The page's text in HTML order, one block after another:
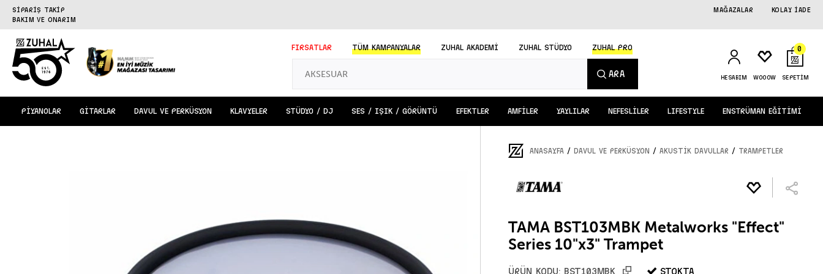
SİPARİŞ TAKİP
BAKIM VE ONARIM
KOLAY İADE
MAĞAZALAR
FIRSATLAR TÜMKAMPANYALAR ZUHAL AKADEMİ ZUHAL STÜDYO ZUHAL PRO
ARA HESABIM WOOOW
0
SEPETİM
PİYANOLAR GİTARLAR DAVUL VE PERKÜSYON KLAVYELER STÜDYO / DJ SES / IŞIK / GÖRÜNTÜ EFEKTLER AMFİLER YAYLILAR NEFESLİLER LIFESTYLE ENSTRÜMAN EĞİTİMİ
ANASAYFA / DAVUL ve PERKÜSYON / AKUSTİK DAVULLAR / TRAMPETLER
TAMA BST103MBK Metalworks "Effect"
Series 10"x3" Trampet
ÜRÜN KODU: BST103MBK STOKTA